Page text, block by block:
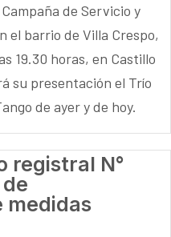
de Servicio y
el barrio de Villa Crespo,
19.30 horas, en Castillo
su presentación el Trío
de ayer y de hoy.
registral N°
medidas